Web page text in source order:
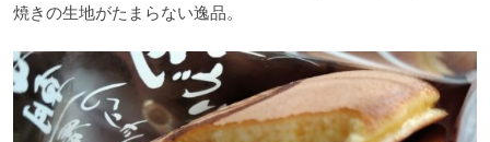
焼きの生地がたまらない逸品。